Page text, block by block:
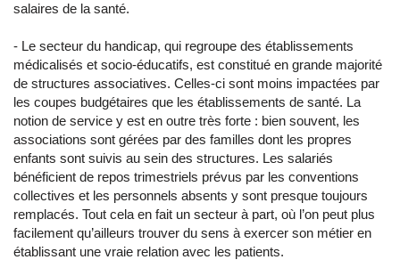
salaires de la santé.
- Le secteur du handicap, qui regroupe des établissements
médicalisés et socio-éducatifs, est constitué en grande majorité
de structures associatives. Celles-ci sont moins impactées par
les coupes budgétaires que les établissements de santé. La
notion de service y est en outre très forte : bien souvent, les
associations sont gérées par des familles dont les propres
enfants sont suivis au sein des structures. Les salariés
bénéficient de repos trimestriels prévus par les conventions
collectives et les personnels absents y sont presque toujours
remplacés. Tout cela en fait un secteur à part, où l’on peut plus
facilement qu’ailleurs trouver du sens à exercer son métier en
établissant une vraie relation avec les patients.